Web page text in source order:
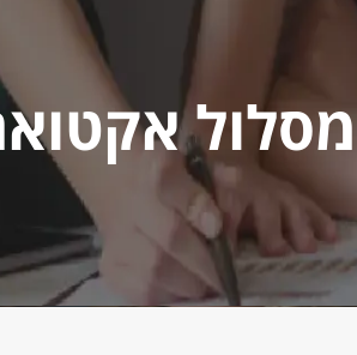
מסלול